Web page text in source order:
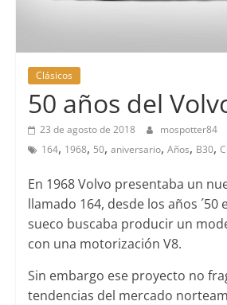
Clásicos
50 años del
23 de agosto de 2018 mospotter84
164, 1968, 50, aniversario, Años, B30,
En 1968 Volvo presentaba un
llamado 164, desde los años ´50
sueco buscaba producir un
con una motorización V8.
Sin embargo ese proyecto no
tendencias del mercado